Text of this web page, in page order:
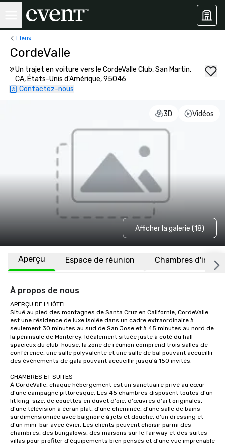
Lieux
CordeValle
Un trajet en voiture vers le CordeValle Club, San Martin,
CA, États-Unis d'Amérique, 95046
Contactez-nous
3D Vidéos
Afficher la galerie (18)
Aperçu Espace de réunion Chambres
À propos de nous
APERÇU DE L'HÔTEL
Situé au pied des montagnes de Santa Cruz en Californie, CordeValle
est une résidence de luxe isolée dans un cadre extraordinaire à
seulement 30 minutes au sud de San Jose et à 45 minutes au nord de
la péninsule de Monterey. Idéalement située juste à côté du hall
spacieux du club-house, la zone de réunion comprend trois salles de
conférence, une salle polyvalente et une salle de bal pouvant accueillir
des événements de gala pouvant accueillir jusqu'à 150 invités.
CHAMBRES ET SUITES
À CordeValle, chaque hébergement est un sanctuaire privé au cœur
d'une campagne pittoresque. Les 45 chambres disposent toutes d'un
lit king-size, de couettes en duvet d'oie, d'œuvres d'art originales,
d'une télévision à écran plat, d'une cheminée, d'une salle de bains
surdimensionnée avec baignoire à jets et douche, d'un dressing et
d'un mini-bar avec évier. Les clients peuvent choisir parmi des
chambres, des bungalows, des maisons sur le fairway et des suites
villas pour profiter d'équipements bien pensés et d'une vue imprenable